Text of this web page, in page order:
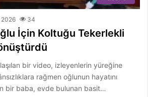
2026 34
İçin Koltuğu Tekerlekli
bir video, izleyenlerin yüreğine
rağmen oğlunun hayatını
bir baba, evde bulunan basit…